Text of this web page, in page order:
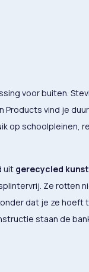
voor buiten.
Products vind je
op schoolpleinen,
uit gerecycled
Ze rotten
dat je ze hoeft
staan de